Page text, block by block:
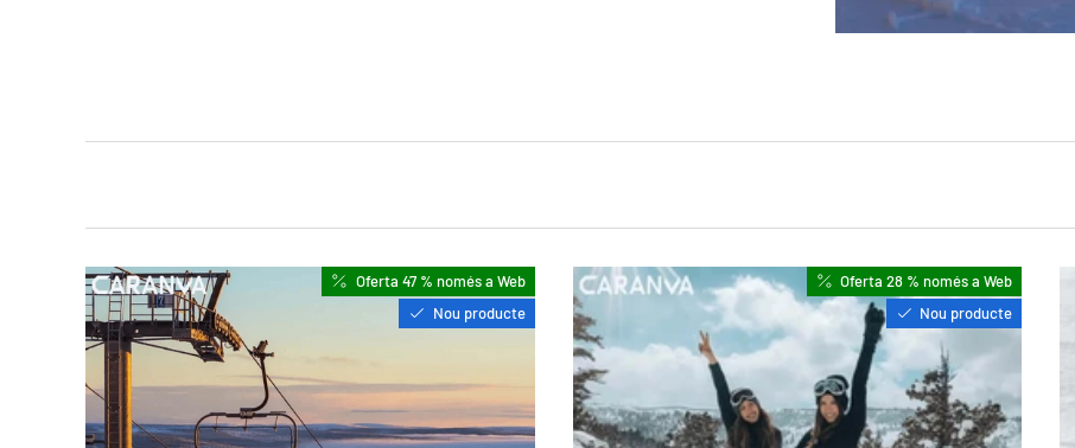
Oferta 47 % només a Web
Nou producte
Oferta 28 % només a Web
Nou producte